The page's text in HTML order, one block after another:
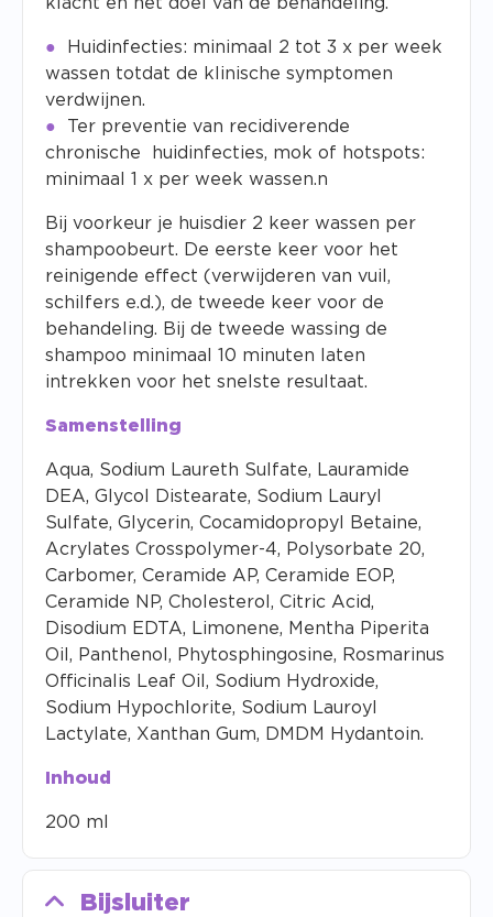
Huidinfecties: minimaal 2 tot 3 x per week
wassen totdat de klinische symptomen
verdwijnen.
Ter preventie van recidiverende
chronische huidinfecties, mok of hotspots:
minimaal 1 x per week wassen.n
Bij voorkeur je huisdier 2 keer wassen per
shampoobeurt. De eerste keer voor het
reinigende effect (verwijderen van vuil,
schilfers e.d.), de tweede keer voor de
behandeling. Bij de tweede wassing de
shampoo minimaal 10 minuten laten
intrekken voor het snelste resultaat.
Samenstelling
Aqua, Sodium Laureth Sulfate, Lauramide
DEA, Glycol Distearate, Sodium Lauryl
Sulfate, Glycerin, Cocamidopropyl Betaine,
Acrylates Crosspolymer-4, Polysorbate 20,
Carbomer, Ceramide AP, Ceramide EOP,
Ceramide NP, Cholesterol, Citric Acid,
Disodium EDTA, Limonene, Mentha Piperita
Oil, Panthenol, Phytosphingosine, Rosmarinus
Officinalis Leaf Oil, Sodium Hydroxide,
Sodium Hypochlorite, Sodium Lauroyl
Lactylate, Xanthan Gum, DMDM Hydantoin.
Inhoud
200 ml
Bijsluiter